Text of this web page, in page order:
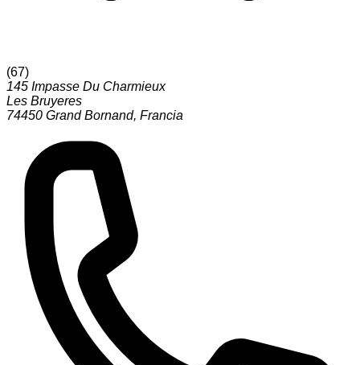
(67)
145 Impasse Du Charmieux
Les Bruyeres
74450 Grand Bornand, Francia